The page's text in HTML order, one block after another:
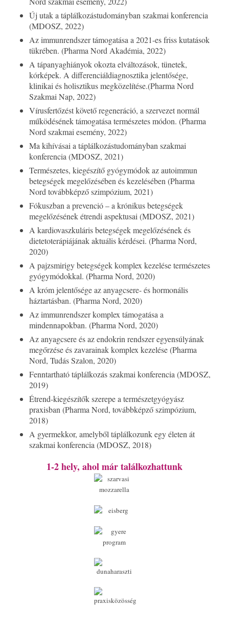
Új utak a táplálkozástudományban szakmai konferencia
(MDOSZ, 2022)
Az immunrendszer támogatása a 2021-es friss kutatások
tükrében. (Pharma Nord Akadémia, 2022)
A tápanyaghiányok okozta elváltozások, tünetek,
kórképek. A differenciáldiagnosztika jelentősége,
klinikai és holisztikus megközelítése.(Pharma Nord
Szakmai Nap, 2022)
Vírusfertőzést követő regeneráció, a szervezet normál
működésének támogatása természetes módon. (Pharma
Nord szakmai esemény, 2022)
Ma kihívásai a táplálkozástudományban szakmai
konferencia (MDOSZ, 2021)
Természetes, kiegészítő gyógymódok az autoimmun
betegségek megelőzésében és kezelésében (Pharma
Nord továbbképző szimpózium, 2021)
Fókuszban a prevenció – a krónikus betegségek
megelőzésének étrendi aspektusai (MDOSZ, 2021)
A kardiovaszkuláris betegségek megelőzésének és
dietetoterápiájának aktuális kérdései. (Pharma Nord,
2020)
A pajzsmirigy betegségek komplex kezelése természetes
gyógymódokkal. (Pharma Nord, 2020)
A króm jelentősége az anyagcsere- és hormonális
háztartásban. (Pharma Nord, 2020)
Az immunrendszer komplex támogatása a
mindennapokban. (Pharma Nord, 2020)
Az anyagcsere és az endokrin rendszer egyensúlyának
megőrzése és zavarainak komplex kezelése (Pharma
Nord, Tudás Szalon, 2020)
Fenntartható táplálkozás szakmai konferencia (MDOSZ,
2019)
Étrend-kiegészítők szerepe a természetgyógyász
praxisban (Pharma Nord, továbbképző szimpózium,
2018)
A gyermekkor, amelyből táplálkozunk egy életen át
szakmai konferencia (MDOSZ, 2018)
1-2 hely, ahol már találkozhattunk